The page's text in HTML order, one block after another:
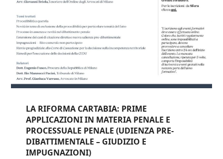
LA RIFORMA CARTABIA: PRIME
APPLICAZIONI IN MATERIA PENALE E
PROCESSUALE PENALE (UDIENZA PRE-
DIBATTIMENTALE – GIUDIZIO E
IMPUGNAZIONI)